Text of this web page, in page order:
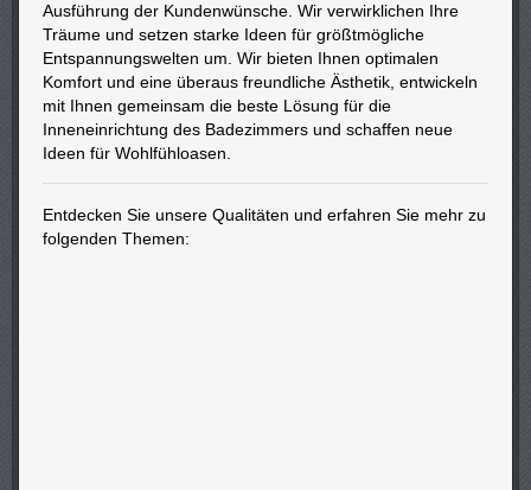
Ausführung der Kundenwünsche. Wir verwirklichen Ihre
Träume und setzen starke Ideen für größtmögliche
Entspannungswelten um. Wir bieten Ihnen optimalen
Komfort und eine überaus freundliche Ästhetik, entwickeln
mit Ihnen gemeinsam die beste Lösung für die
Inneneinrichtung des Badezimmers und schaffen neue
Ideen für Wohlfühloasen.
Entdecken Sie unsere Qualitäten und erfahren Sie mehr zu
folgenden Themen: